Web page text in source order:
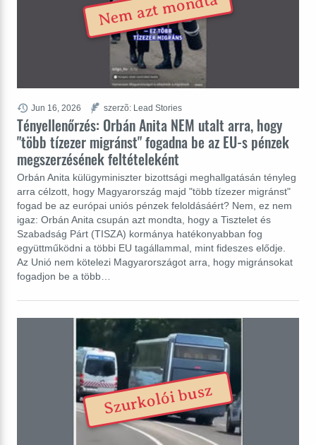
Tényellenőrzés: Orbán Anita NEM utalt arra, hogy
"több tízezer migránst" fogadna be az EU-s pénzek
megszerzésének feltételeként
Orbán Anita külügyminiszter bizottsági meghallgatásán tényleg
arra célzott, hogy Magyarország majd "több tízezer migránst"
fogad be az európai uniós pénzek feloldásáért? Nem, ez nem
igaz: Orbán Anita csupán azt mondta, hogy a Tisztelet és
Szabadság Párt (TISZA) kormánya hatékonyabban fog
együttműködni a többi EU tagállammal, mint fideszes elődje.
Az Unió nem kötelezi Magyarországot arra, hogy migránsokat
fogadjon be a több…
Jun 16, 2026 szerzõ: Lead Stories
Nem azt mondta
Szurkolói busz